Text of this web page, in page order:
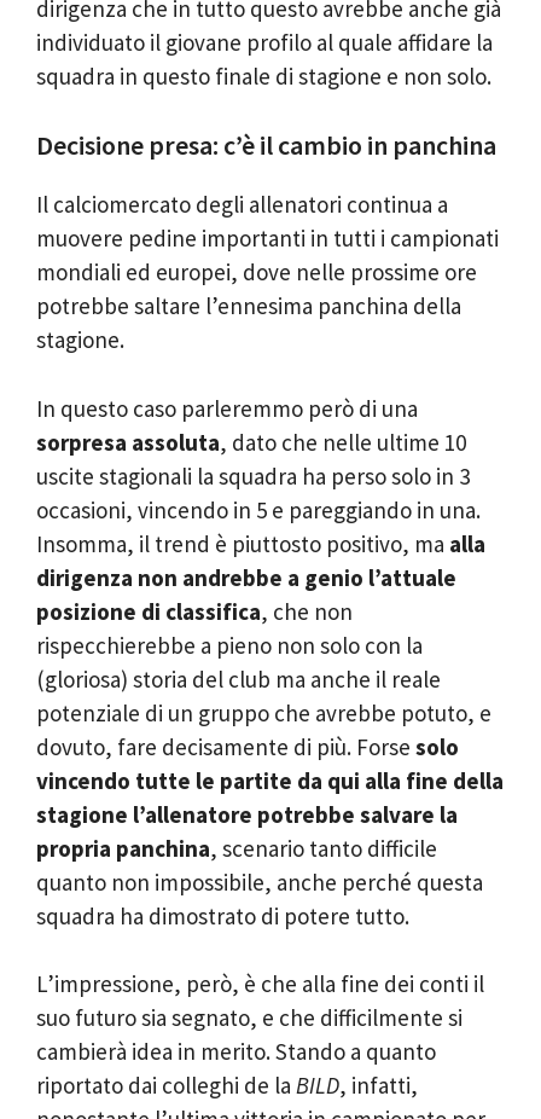
dirigenza che in tutto questo avrebbe anche già
individuato il giovane profilo al quale affidare la
squadra in questo finale di stagione e non solo.
Decisione presa: c’è il cambio in panchina
Il calciomercato degli allenatori continua a
muovere pedine importanti in tutti i campionati
mondiali ed europei, dove nelle prossime ore
potrebbe saltare l’ennesima panchina della
stagione.
In questo caso parleremmo però di una
sorpresa assoluta, dato che nelle ultime 10
uscite stagionali la squadra ha perso solo in 3
occasioni, vincendo in 5 e pareggiando in una.
Insomma, il trend è piuttosto positivo, ma alla
dirigenza non andrebbe a genio l’attuale
posizione di classifica, che non
rispecchierebbe a pieno non solo con la
(gloriosa) storia del club ma anche il reale
potenziale di un gruppo che avrebbe potuto, e
dovuto, fare decisamente di più. Forse solo
vincendo tutte le partite da qui alla fine della
stagione l’allenatore potrebbe salvare la
propria panchina, scenario tanto difficile
quanto non impossibile, anche perché questa
squadra ha dimostrato di potere tutto.
L’impressione, però, è che alla fine dei conti il
suo futuro sia segnato, e che difficilmente si
cambierà idea in merito. Stando a quanto
riportato dai colleghi de la BILD, infatti,